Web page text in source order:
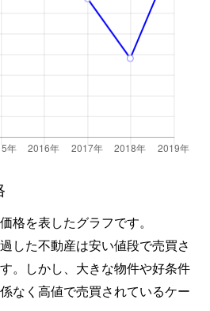
格を表したグラフです。
した不動産は安い値段で売買さ
。しかし、大きな物件や好条件
なく高値で売買されているケー